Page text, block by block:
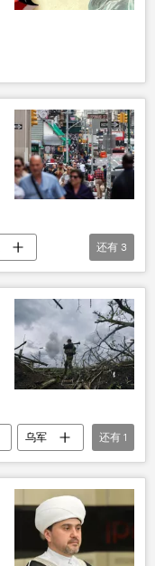
还有 3
乌军
还有 1